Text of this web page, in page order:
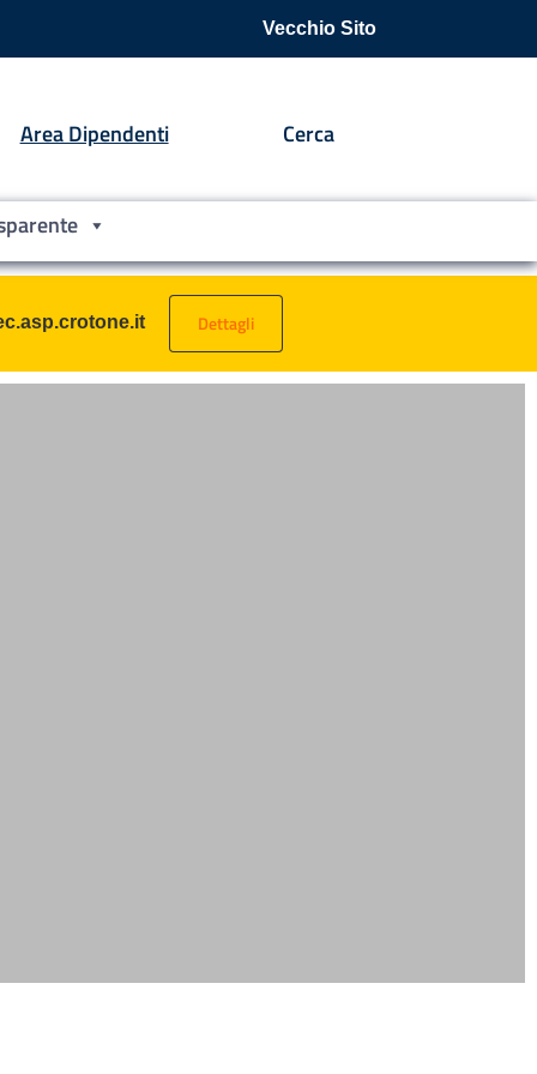
Vecchio Sito
Area Dipendenti Cerca
Dettagli